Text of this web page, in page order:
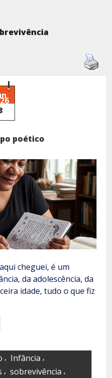
poético
cheguei, é um
da adolescência, da
idade, tudo o que fiz
, Infância ,
, sobrevivência ,